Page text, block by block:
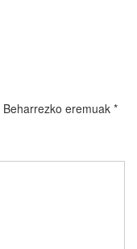
Beharrezko eremuak *